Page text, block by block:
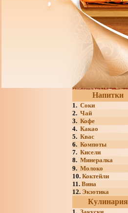
Напитки
1. Соки
2. Чай
3. Кофе
4. Какао
5. Квас
6. Компоты
7. Кисели
8. Минералка
9. Молоко
10. Коктейли
11. Вина
12. Экзотика
Кулинария